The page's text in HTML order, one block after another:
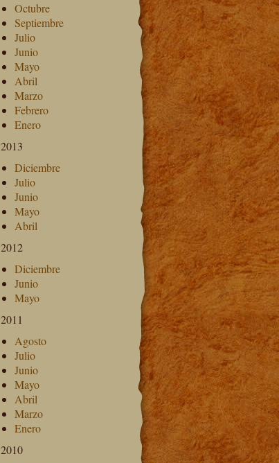
Octubre
Septiembre
Julio
Junio
Mayo
Abril
Marzo
Febrero
Enero
2013
Diciembre
Julio
Junio
Mayo
Abril
2012
Diciembre
Junio
Mayo
2011
Agosto
Julio
Junio
Mayo
Abril
Marzo
Enero
2010